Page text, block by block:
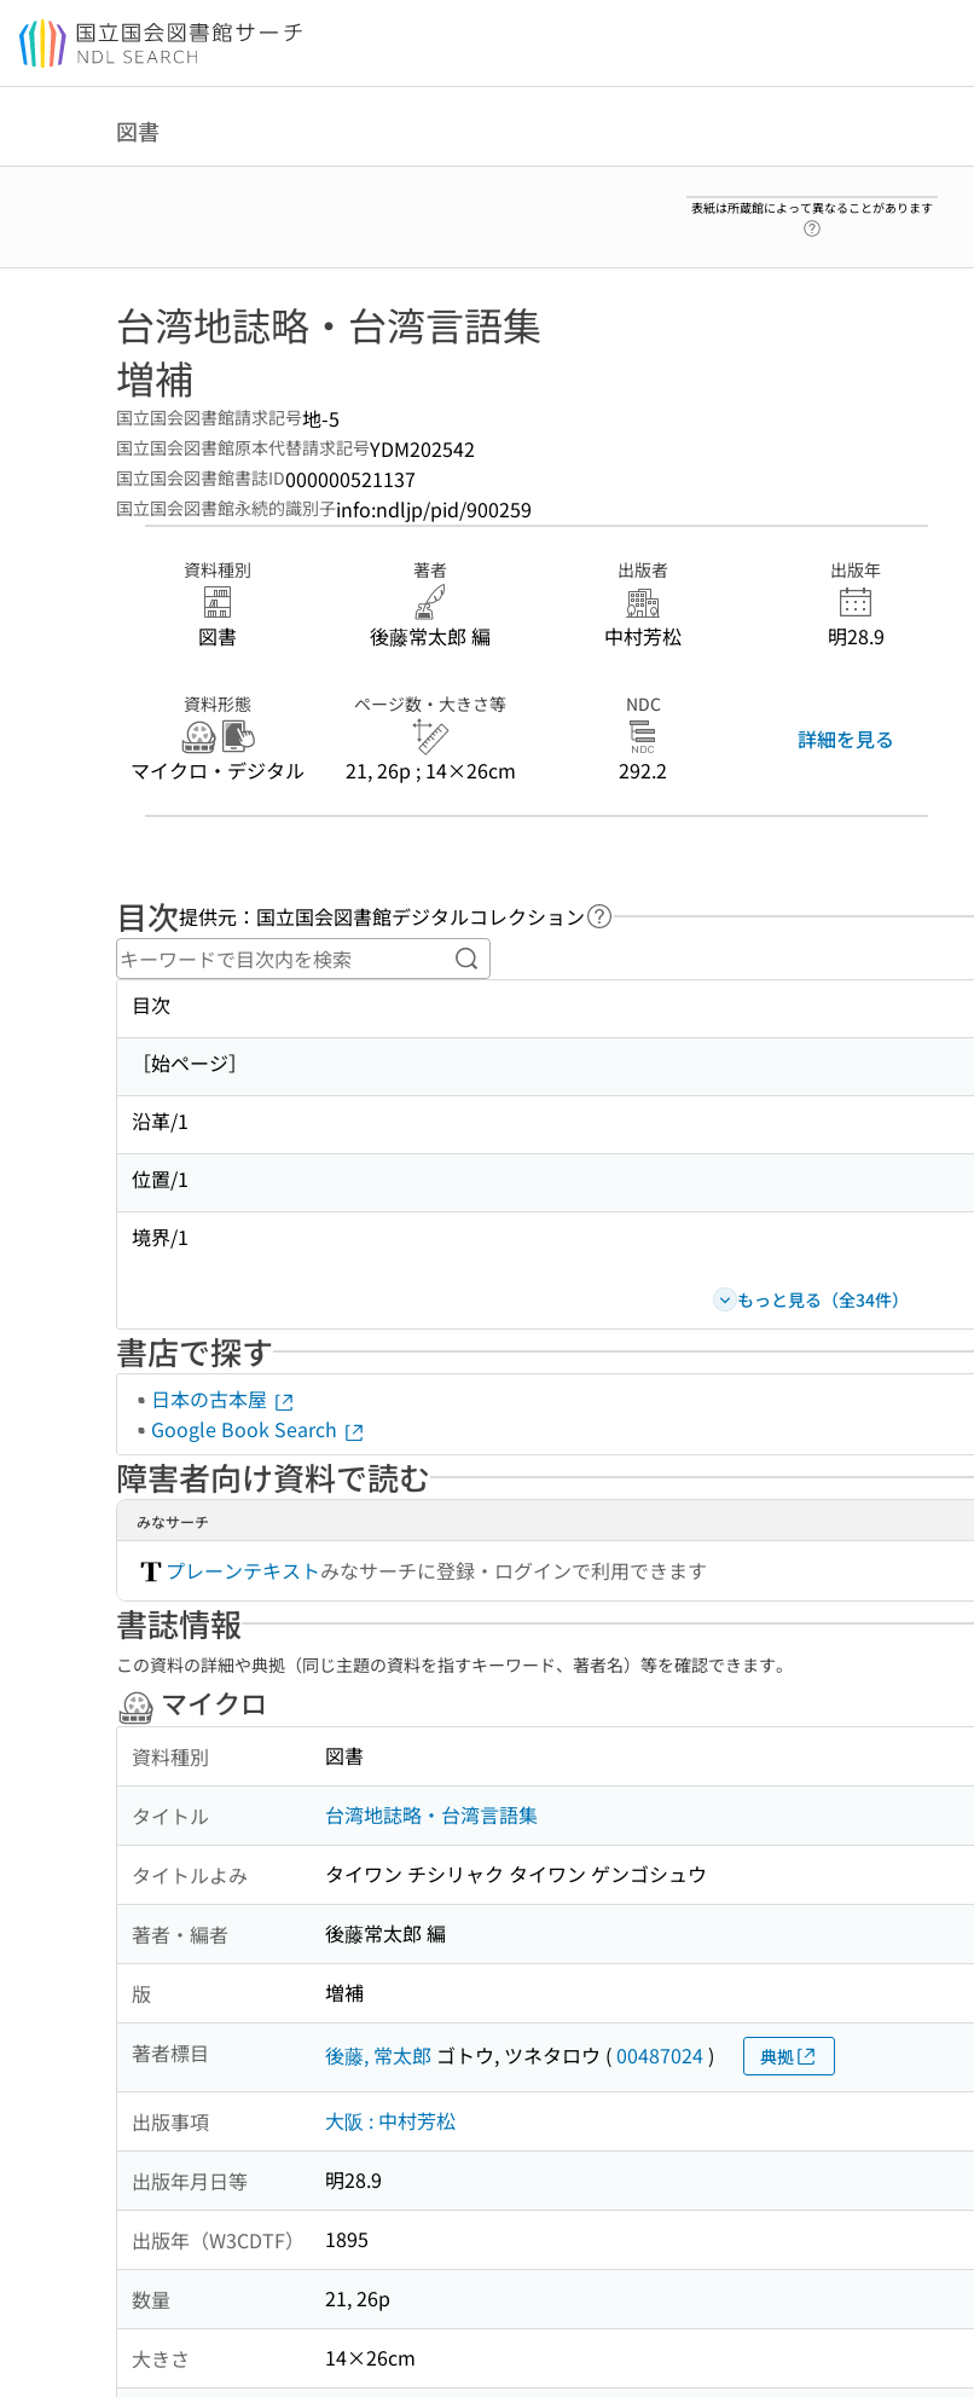
本文へ移動
図書
表紙は所蔵館によって異なることがあります
台湾地誌略・台湾言語集
増補
国立国会図書館請求記号地-5
国立国会図書館原本代替請求記号YDM202542
国立国会図書館書誌ID000000521137
国立国会図書館永続的識別子info:ndljp/pid/900259
資料種別
図書
著者
後藤常太郎 編
出版者
中村芳松
出版年
明28.9
資料形態
マイクロ・デジタル
ページ数・大きさ等
21, 26p ; 14×26cm
NDC
292.2
詳細を見る
目次提供元：国立国会図書館デジタルコレクション ヘルプページへのリンク
キーワードで目次内を検索
目次
［始ページ］
沿革/1
位置/1
境界/1
もっと見る（全34件）
書店で探す
日本の古本屋
Google Book Search
障害者向け資料で読む
みなサーチ
プレーンテキストみなサーチに登録・ログインで利用できます
書誌情報
この資料の詳細や典拠（同じ主題の資料を指すキーワード、著者名）等を確認できます。
マイクロ
資料種別 図書
タイトル 台湾地誌略・台湾言語集
タイトルよみ タイワン チシリャク タイワン ゲンゴシュウ
著者・編者 後藤常太郎 編
版 増補
著者標目 後藤, 常太郎 ゴトウ, ツネタロウ (00487024) 典拠
出版事項 大阪 : 中村芳松
出版年月日等 明28.9
出版年（W3CDTF） 1895
数量 21, 26p
大きさ 14×26cm